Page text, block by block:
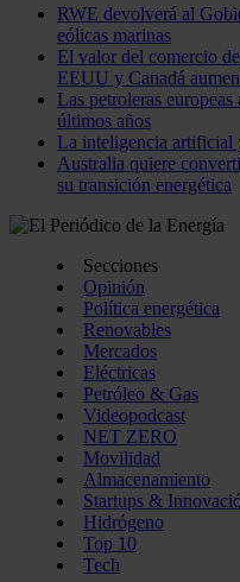
RWE devolverá al
eólicas marinas
El valor del comercio
EEUU y Canadá
Las petroleras
últimos años
La inteligencia artificial
Australia quiere
su transición energética
Secciones
Opinión
Política energética
Renovables
Mercados
Eléctricas
Petróleo & Gas
Videopodcast
NET ZERO
Movilidad
Almacenamiento
Startups &
Hidrógeno
Top 10
Tech